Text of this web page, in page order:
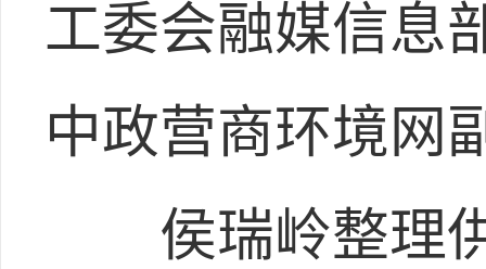
工委会融媒信息
中政营商环境网
侯瑞岭整